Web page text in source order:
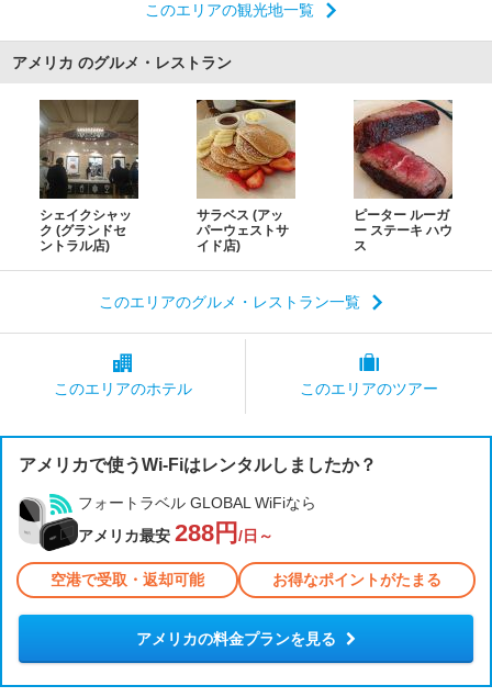
このエリアの観光地一覧
アメリカ のグルメ・レストラン
シェイクシャッ
ク (グランドセ
ントラル店)
サラベス (アッ
パーウェストサ
イド店)
ピーター ルーガ
ー ステーキ ハウ
ス
このエリアのグルメ・レストラン一覧
このエリアのホテル このエリアのツアー
アメリカで使うWi-Fiはレンタルしましたか？
フォートラベル GLOBAL WiFiなら
アメリカ最安 288円 /日～
空港で受取・返却可能 お得なポイントがたまる
アメリカの料金プランを見る